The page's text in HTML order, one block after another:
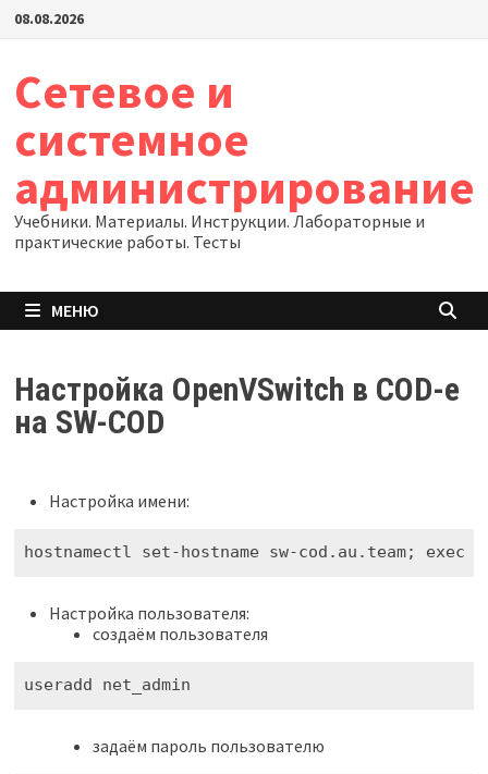
Перейти
08.08.2026
Сетевое и
системное
администрирование
Учебники. Материалы. Инструкции. Лабораторные и
практические работы. Тесты
МЕНЮ
Настройка OpenVSwitch в COD-е
на SW-COD
Настройка имени:
hostnamectl set-hostname sw-cod.au.team; exec
Настройка пользователя:
создаём пользователя
useradd net_admin
задаём пароль пользователю